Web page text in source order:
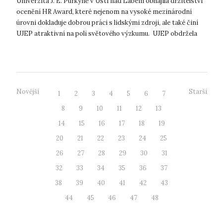
ocenění HR Award, které nejenom na vysoké mezinárodní
úrovni dokladuje dobrou práci s lidskými zdroji, ale také činí
UJEP atraktivní na poli světového výzkumu. UJEP obdržela
Novější 1 2 3 4 5 6
7
8
9 10 11 12
13
14
15 16 17 18
19
20
21 22 23 24
25
26
27 28 29 30
31
32
33 34 35 36
37
38
39 40 41 42
43
44
45 46 47
48
Starší